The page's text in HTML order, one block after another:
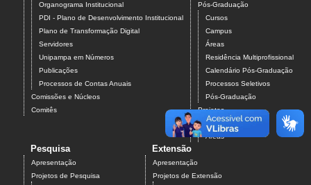
Organograma Institucional
PDI - Plano de Desenvolvimento Institucional
Plano de Transformação Digital
Servidores
Unipampa em Números
Publicações
Processos de Contas Anuais
Comissões e Núcleos
Comitês
Pós-Graduação
Cursos
Campus
Áreas
Residência Multiprofissional
Calendário Pós-Graduação
Processos Seletivos
Pós-Graduação
Projetos
Campus
Áreas
Pesquisa
Apresentação
Projetos de Pesquisa
Extensão
Apresentação
Projetos de Extensão